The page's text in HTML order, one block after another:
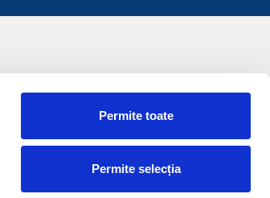
Permite toate
Permite selecția